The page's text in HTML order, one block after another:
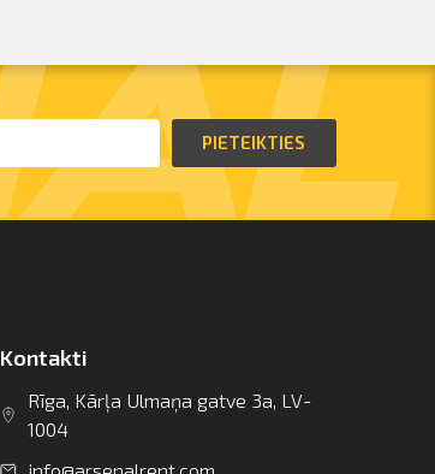
PIETEIKTIES
Kontakti
Rīga, Kārļa Ulmaņa gatve 3a, LV-
1004